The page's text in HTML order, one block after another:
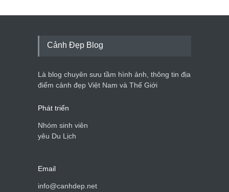
Cảnh Đẹp Blog
Là blog chuyên sưu tầm hình ảnh, thông tin địa
điểm cảnh đẹp Việt Nam và Thế Giới
Phát triển
Nhóm sinh viên
yêu Du Lịch
Email
info@canhdep.net